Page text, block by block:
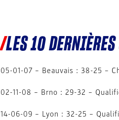
LES 10
05-01-07 – Beauvais : 38-25 –
02-11-08 – Brno : 29-32 –
14-06-09 – Lyon : 32-25 –